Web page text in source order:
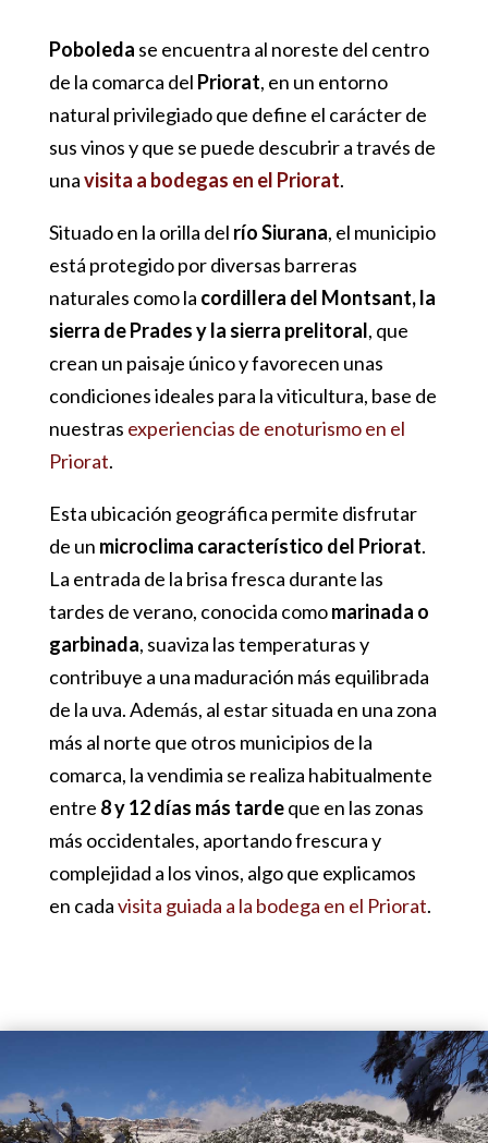
Poboleda se encuentra al noreste del centro
de la comarca del Priorat, en un entorno
natural privilegiado que define el carácter de
sus vinos y que se puede descubrir a través de
unavisita a bodegas en el Priorat.
Situado en la orilla del río Siurana, el municipio
está protegido por diversas barreras
naturales como la cordillera del Montsant, la
sierra de Prades y la sierra prelitoral, que
crean un paisaje único y favorecen unas
condiciones ideales para la viticultura, base de
nuestras experiencias de enoturismo en el
Priorat.
Esta ubicación geográfica permite disfrutar
de un microclima característico del Priorat.
La entrada de la brisa fresca durante las
tardes de verano, conocida comomarinada o
garbinada, suaviza las temperaturas y
contribuye a una maduración más equilibrada
de la uva. Además, al estar situada en una zona
más al norte que otros municipios de la
comarca, la vendimia se realiza habitualmente
entre 8 y 12 días más tardeque en las zonas
más occidentales, aportando frescura y
complejidad a los vinos, algo que explicamos
en cadavisita guiada a la bodega en el Priorat.